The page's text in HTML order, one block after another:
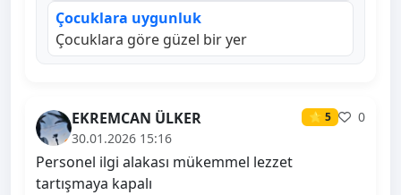
Çocuklara uygunluk
Çocuklara göre güzel bir yer
EKREMCAN ÜLKER ⭐ 5
0
30.01.2026 15:16
Personel ilgi alakası mükemmel lezzet
tartışmaya kapalı